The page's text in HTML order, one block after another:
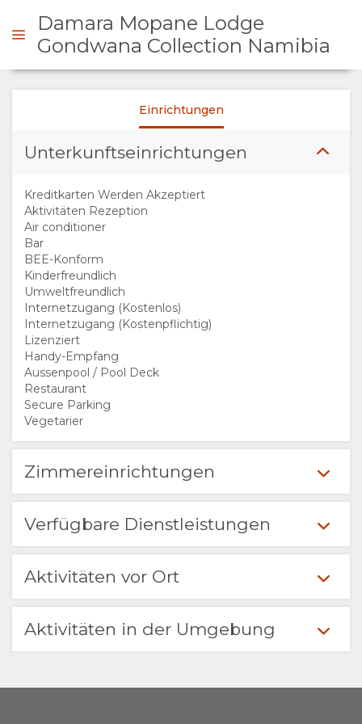
ÜBER
UNS
WARUM HIER
ÜBERNACHTEN
EINRICHTUNGEN
DOKUMENTE
VERANTWORTUNGSVOLLER
TOURISMUS
THE
GOOD
WE
DO
ZERTIFIZIERUNGEN
AUFENTHALT
ZIMMERKATEGORIE
GALERIE
FOTOS
VIDEOS
VIRTUELLE
GENIESSEN
AKTIVITÄTEN
LANDKARTE
ORT
KONTAKT
Damara Mopane Lodge
Gondwana Collection Namibia
Einrichtungen
Unterkunftseinrichtungen
Kreditkarten Werden Akzeptiert
Aktivitäten Rezeption
Air conditioner
Bar
BEE-Konform
Kinderfreundlich
Umweltfreundlich
Internetzugang (Kostenlos)
Internetzugang (Kostenpflichtig)
Lizenziert
Handy-Empfang
Aussenpool / Pool Deck
Restaurant
Secure Parking
Vegetarier
Zimmereinrichtungen
Verfügbare Dienstleistungen
Aktivitäten vor Ort
Aktivitäten in der Umgebung